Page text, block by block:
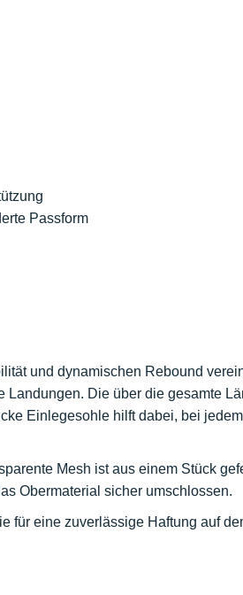
Passform
und dynamischen Rebound
Landungen. Die über die gesamte
Einlegesohle hilft dabei, bei jedem
Mesh ist aus einem Stück
Obermaterial sicher umschlossen.
für eine zuverlässige Haftung auf